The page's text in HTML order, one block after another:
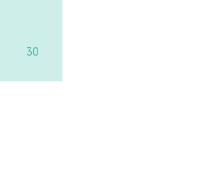
30